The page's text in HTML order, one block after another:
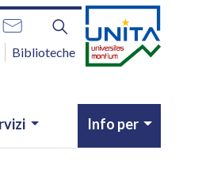
Biblioteche
Info per